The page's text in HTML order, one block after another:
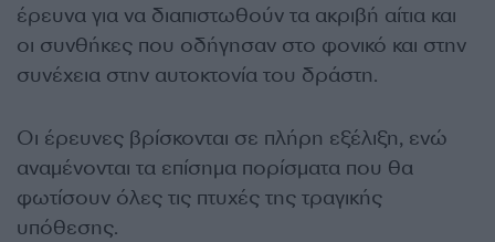
έρευνα για να διαπιστωθούν τα ακριβή αίτια και
οι συνθήκες που οδήγησαν στο φονικό και στην
συνέχεια στην αυτοκτονία του δράστη.
Οι έρευνες βρίσκονται σε πλήρη εξέλιξη, ενώ
αναμένονται τα επίσημα πορίσματα που θα
φωτίσουν όλες τις πτυχές της τραγικής
υπόθεσης.